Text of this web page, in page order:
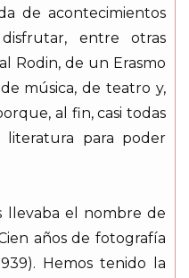
de acontecimientos
entre otras
Rodin, de un Erasmo
música, de teatro y,
al fin, casi todas
literatura para poder
llevaba el nombre de
años de fotografía
Hemos tenido la